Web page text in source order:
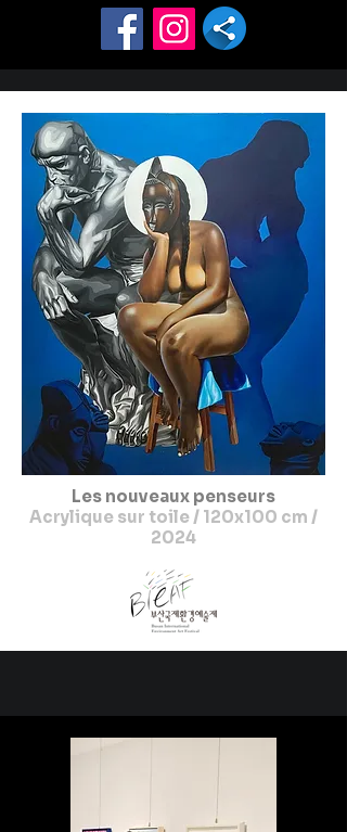
heritage and contemporary issues.Over the
years, I have participated in several
international exhibitions and art competitions,
connection and awareness. In 2025, my work
Afri'casso was awarded First Prize at the Living
ArtTutor.Through acrylic, oil and mixed media
techniques, I strive to create powerful visual
narratives that invite reflection, sharing and
hope.
Les nouveaux penseurs
Acrylique sur toile / 120x100 cm /
2024